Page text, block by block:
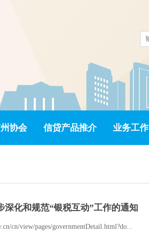
协会 信贷产品推介 业务工作
化和规范“银税互动”工作的通知
cn/view/pages/governmentDetail.html?do...